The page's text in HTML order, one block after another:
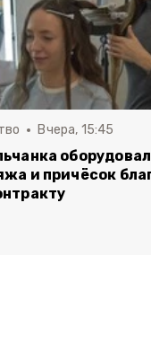
Вчера, 15:45
и причёсок